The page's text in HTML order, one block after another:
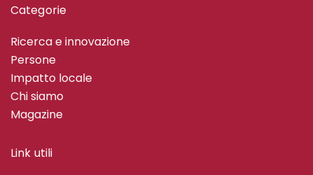
Categorie
Ricerca e innovazione
Persone
Impatto locale
Chi siamo
Magazine
Link utili